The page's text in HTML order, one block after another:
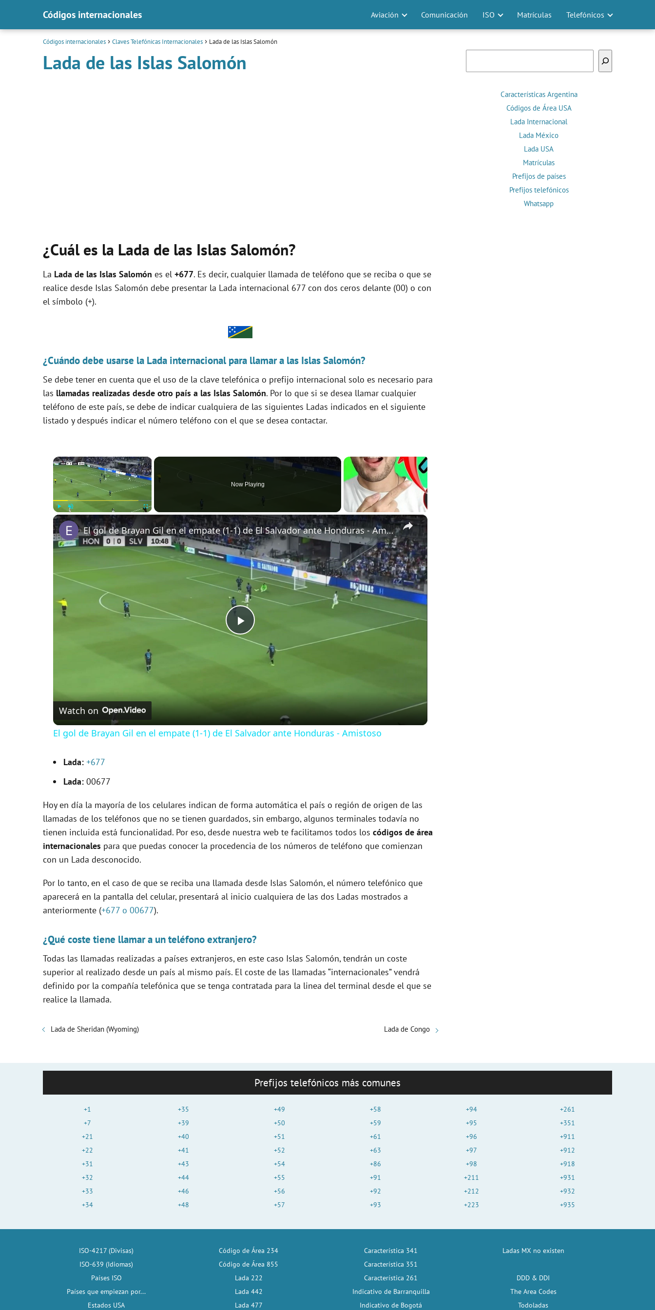
Códigos internacionales Aviación Comunicación ISO Matrículas Telefónicos
Códigos internacionales Claves Telefónicas Internacionales Lada de las Islas Salomón
Lada de las Islas Salomón
¿Cuál es la Lada de las Islas Salomón?
La Lada de las Islas Salomón es el +677. Es decir, cualquier llamada de teléfono que se reciba o que se
realice desde Islas Salomón debe presentar la Lada internacional 677 con dos ceros delante (00) o con
el símbolo (+).
¿Cuándo debe usarse la Lada internacional para llamar a las Islas Salomón?
Se debe tener en cuenta que el uso de la clave telefónica o prefijo internacional solo es necesario para
las llamadas realizadas desde otro país a las Islas Salomón. Por lo que si se desea llamar cualquier
teléfono de este país, se debe de indicar cualquiera de las siguientes Ladas indicados en el siguiente
listado y después indicar el número teléfono con el que se desea contactar.
×
Play
Now Playing
×
P
y
d
e
El gol de Brayan Gil en el empate (1-1) de El Salvador ante Honduras - Amistoso
Watch on
El gol de Brayan Gil en el empate (1-1) de El Salvador ante Honduras - Amistoso
Lada: +677
Lada: 00677
Hoy en día la mayoría de los celulares indican de forma automática el país o región de origen de las
llamadas de los teléfonos que no se tienen guardados, sin embargo, algunos terminales todavía no
tienen incluida está funcionalidad. Por eso, desde nuestra web te facilitamos todos los códigos de área
internacionales para que puedas conocer la procedencia de los números de teléfono que comienzan
con un Lada desconocido.
Por lo tanto, en el caso de que se reciba una llamada desde Islas Salomón, el número telefónico que
aparecerá en la pantalla del celular, presentará al inicio cualquiera de las dos Ladas mostrados a
anteriormente (+677 o 00677).
¿Qué coste tiene llamar a un teléfono extranjero?
Todas las llamadas realizadas a países extranjeros, en este caso Islas Salomón, tendrán un coste
superior al realizado desde un país al mismo país. El coste de las llamadas “internacionales” vendrá
definido por la compañía telefónica que se tenga contratada para la linea del terminal desde el que se
realice la llamada.
Lada de Sheridan (Wyoming) Lada de Congo
Características Argentina
Códigos de Área USA
Lada Internacional
Lada México
Lada USA
Matrículas
Prefijos de países
Prefijos telefónicos
Whatsapp
Prefijos telefónicos más comunes
+1
+7
+21
+22
+31
+32
+33
+34
+35
+39
+40
+41
+43
+44
+46
+48
+49
+50
+51
+52
+54
+55
+56
+57
+58
+59
+61
+63
+86
+91
+92
+93
+94
+95
+96
+97
+98
+211
+212
+223
+261
+351
+911
+912
+918
+931
+932
+935
ISO-4217 (Divisas)
ISO-639 (Idiomas)
Países ISO
Países que empiezan por...
Estados USA
Código de Área 234
Código de Área 855
Lada 222
Lada 442
Lada 477
Característica 341
Característica 351
Característica 261
Indicativo de Barranquilla
Indicativo de Bogotá
Ladas MX no existen
DDD & DDI
The Area Codes
Todoladas